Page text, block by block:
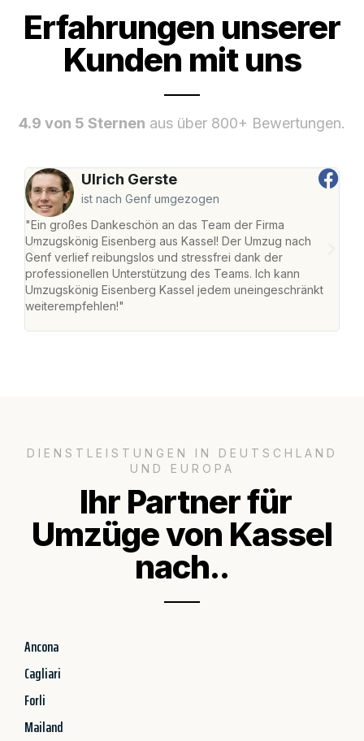
Erfahrungen unserer
Kunden mit uns
4.9 von 5 Sternen aus über 800+ Bewertungen.
Ulrich Gerste
ist nach Genf umgezogen
"Ein großes Dankeschön an das Team der Firma
Umzugskönig Eisenberg aus Kassel! Der Umzug nach
Genf verlief reibungslos und stressfrei dank der
professionellen Unterstützung des Teams. Ich kann
Umzugskönig Eisenberg Kassel jedem uneingeschränkt
weiterempfehlen!"
DIENSTLEISTUNGEN IN DEUTSCHLAND
UND EUROPA
Ihr Partner für
Umzüge von Kassel
nach..
Ancona
Cagliari
Forli
Mailand